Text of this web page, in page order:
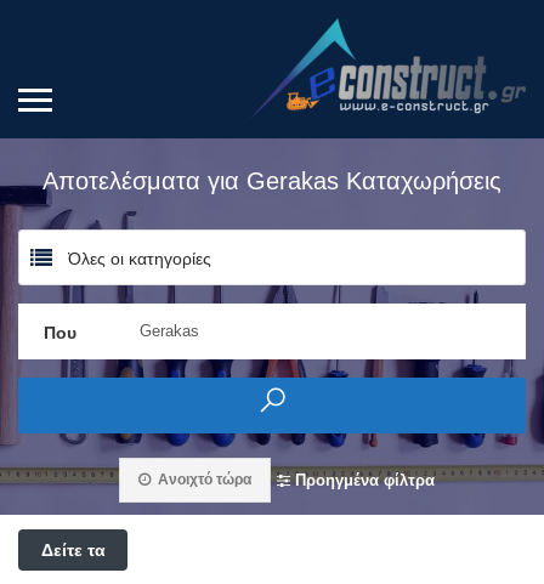
Αποτελέσματα για Gerakas Καταχωρήσεις
Όλες οι κατηγορίες
Που
Ανοιχτό τώρα Προηγμένα φίλτρα
Δείτε τα